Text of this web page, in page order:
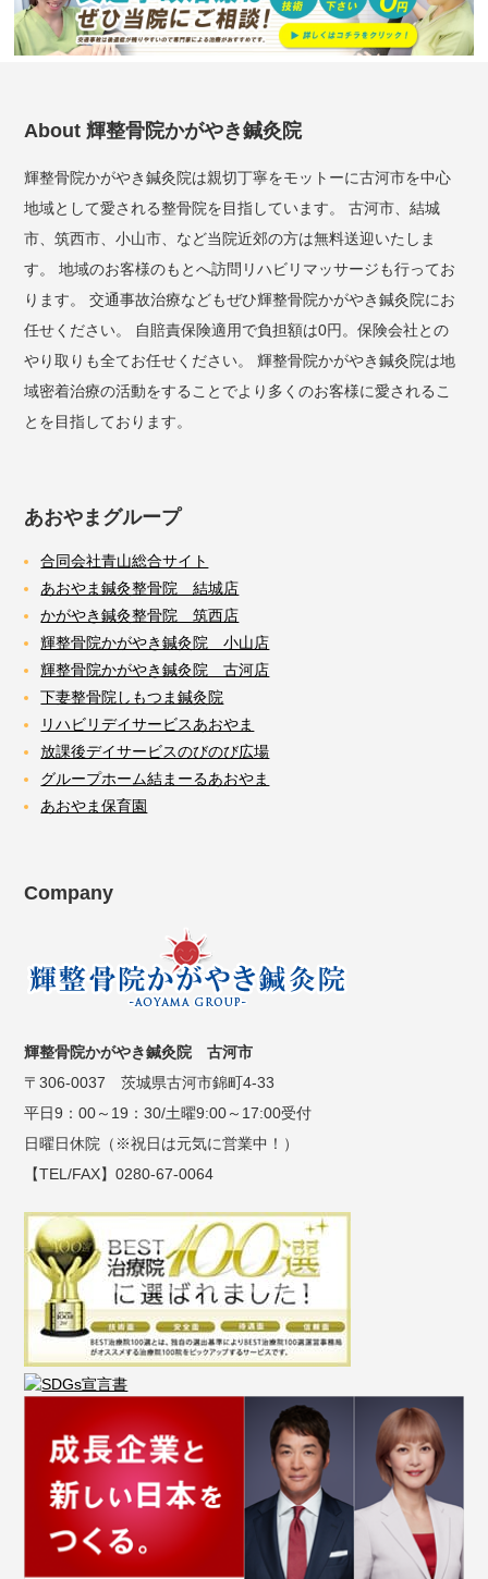
About 輝整骨院かがやき鍼灸院
輝整骨院かがやき鍼灸院は親切丁寧をモットーに古河市を中心
地域として愛される整骨院を目指しています。 古河市、結城
市、筑西市、小山市、など当院近郊の方は無料送迎いたしま
す。 地域のお客様のもとへ訪問リハビリマッサージも行ってお
ります。 交通事故治療などもぜひ輝整骨院かがやき鍼灸院にお
任せください。 自賠責保険適用で負担額は0円。保険会社との
やり取りも全てお任せください。 輝整骨院かがやき鍼灸院は地
域密着治療の活動をすることでより多くのお客様に愛されるこ
とを目指しております。
あおやまグループ
合同会社青山総合サイト
あおやま鍼灸整骨院 結城店
かがやき鍼灸整骨院 筑西店
輝整骨院かがやき鍼灸院 小山店
輝整骨院かがやき鍼灸院 古河店
下妻整骨院しもつま鍼灸院
リハビリデイサービスあおやま
放課後デイサービスのびのび広場
グループホーム結まーるあおやま
あおやま保育園
Company
輝整骨院かがやき鍼灸院 古河市
〒306-0037 茨城県古河市錦町4-33
平日9：00～19：30/土曜9:00～17:00受付
日曜日休院（※祝日は元気に営業中！）
【TEL/FAX】0280-67-0064